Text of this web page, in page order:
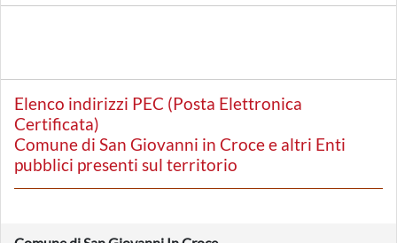
Elenco indirizzi PEC (Posta Elettronica
Certificata)
Comune di San Giovanni in Croce e altri Enti
pubblici presenti sul territorio